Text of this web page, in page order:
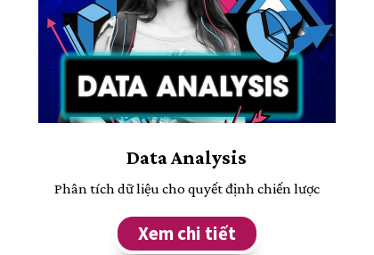
Xem chi tiết
Data Analysis
Phân tích dữ liệu cho quyết định chiến lược